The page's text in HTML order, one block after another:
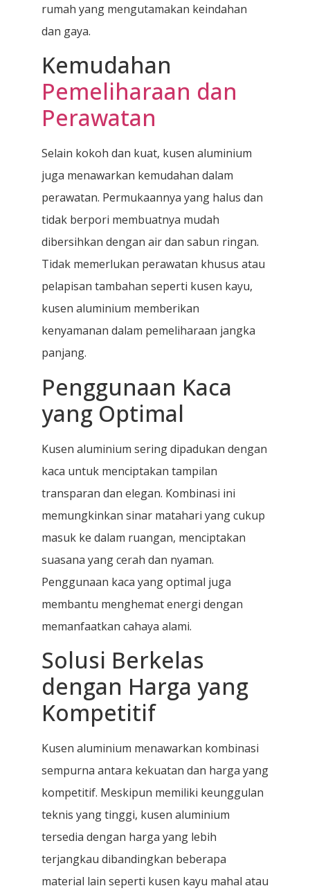
rumah yang mengutamakan keindahan
dan gaya.
Kemudahan
Pemeliharaan dan
Perawatan
Selain kokoh dan kuat, kusen aluminium
juga menawarkan kemudahan dalam
perawatan. Permukaannya yang halus dan
tidak berpori membuatnya mudah
dibersihkan dengan air dan sabun ringan.
Tidak memerlukan perawatan khusus atau
pelapisan tambahan seperti kusen kayu,
kusen aluminium memberikan
kenyamanan dalam pemeliharaan jangka
panjang.
Penggunaan Kaca
yang Optimal
Kusen aluminium sering dipadukan dengan
kaca untuk menciptakan tampilan
transparan dan elegan. Kombinasi ini
memungkinkan sinar matahari yang cukup
masuk ke dalam ruangan, menciptakan
suasana yang cerah dan nyaman.
Penggunaan kaca yang optimal juga
membantu menghemat energi dengan
memanfaatkan cahaya alami.
Solusi Berkelas
dengan Harga yang
Kompetitif
Kusen aluminium menawarkan kombinasi
sempurna antara kekuatan dan harga yang
kompetitif. Meskipun memiliki keunggulan
teknis yang tinggi, kusen aluminium
tersedia dengan harga yang lebih
terjangkau dibandingkan beberapa
material lain seperti kusen kayu mahal atau